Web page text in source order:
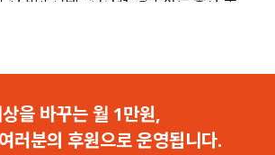
을 바꾸는 월 1만원,
러분의 후원으로 운영됩니다.